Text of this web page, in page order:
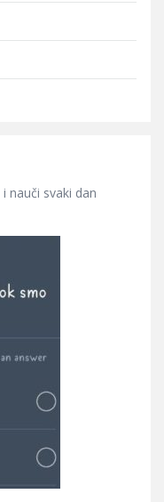
nauči svaki dan